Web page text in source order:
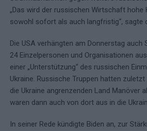
„Das wird der russischen Wirtschaft hohe
sowohl sofort als auch langfristig“, sagte
Die USA verhängten am Donnerstag auch
24 Einzelpersonen und Organisationen
einer „Unterstützung“ des russischen
Ukraine. Russische Truppen hatten
die Ukraine angrenzenden Land Manöver
waren dann auch von dort aus in die
In seiner Rede kündigte Biden an, zur